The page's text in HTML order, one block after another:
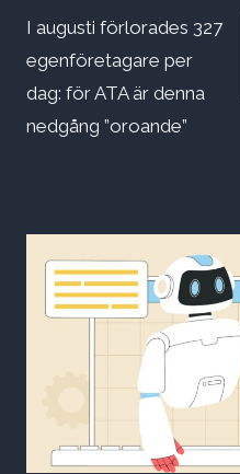
I augusti förlorades 327
egenföretagare per
dag: för ATA är denna
nedgång ”oroande”